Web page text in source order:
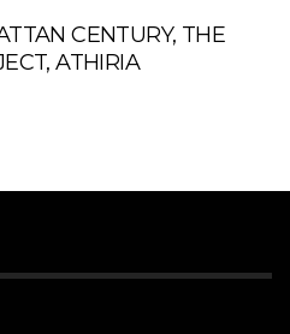
CENTURY, THE
ATHIRIA